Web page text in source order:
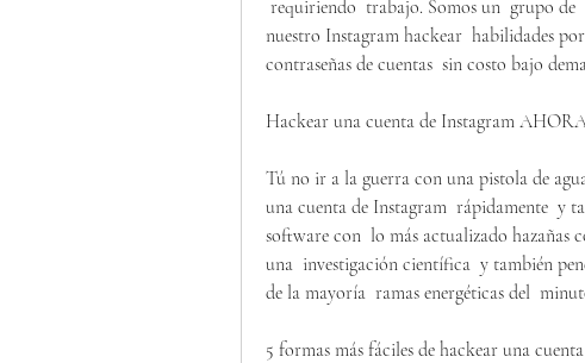
nuestro Instagram hackear  habilidades
contraseñas de cuentas  sin costo bajo
Hackear una cuenta de Instagram
Tú no ir a la guerra con una pistola de
una cuenta de Instagram  rápidamente  y
software con  lo más actualizado hazañas
una  investigación científica  y también
de la mayoría  ramas energéticas del
5 formas más fáciles de hackear una